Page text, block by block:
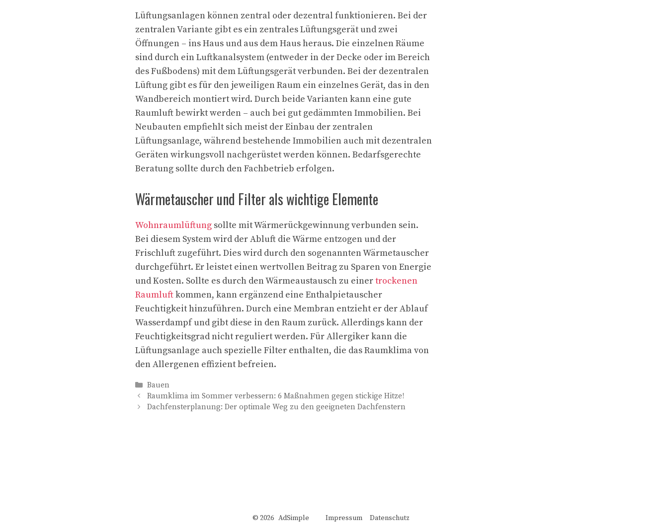
Lüftungsanlagen können zentral oder dezentral funktionieren. Bei der
zentralen Variante gibt es ein zentrales Lüftungsgerät und zwei
Öffnungen – ins Haus und aus dem Haus heraus. Die einzelnen Räume
sind durch ein Luftkanalsystem (entweder in der Decke oder im Bereich
des Fußbodens) mit dem Lüftungsgerät verbunden. Bei der dezentralen
Lüftung gibt es für den jeweiligen Raum ein einzelnes Gerät, das in den
Wandbereich montiert wird. Durch beide Varianten kann eine gute
Raumluft bewirkt werden – auch bei gut gedämmten Immobilien. Bei
Neubauten empfiehlt sich meist der Einbau der zentralen
Lüftungsanlage, während bestehende Immobilien auch mit dezentralen
Geräten wirkungsvoll nachgerüstet werden können. Bedarfsgerechte
Beratung sollte durch den Fachbetrieb erfolgen.
Wärmetauscher und Filter als wichtige Elemente
Wohnraumlüftung sollte mit Wärmerückgewinnung verbunden sein.
Bei diesem System wird der Abluft die Wärme entzogen und der
Frischluft zugeführt. Dies wird durch den sogenannten Wärmetauscher
durchgeführt. Er leistet einen wertvollen Beitrag zu Sparen von Energie
und Kosten. Sollte es durch den Wärmeaustausch zu einertrockenen
Raumluftkommen, kann ergänzend eine Enthalpietauscher
Feuchtigkeit hinzuführen. Durch eine Membran entzieht er der Ablauf
Wasserdampf und gibt diese in den Raum zurück. Allerdings kann der
Feuchtigkeitsgrad nicht reguliert werden. Für Allergiker kann die
Lüftungsanlage auch spezielle Filter enthalten, die das Raumklima von
den Allergenen effizient befreien.
Kategorien
Bauen
Raumklima im Sommer verbessern: 6 Maßnahmen gegen stickige Hitze!
Dachfensterplanung: Der optimale Weg zu den geeigneten Dachfenstern
© 2026 AdSimple Impressum Datenschutz